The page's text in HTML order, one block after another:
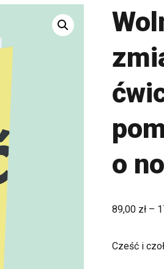
o
89,00 zł–
Cześć i